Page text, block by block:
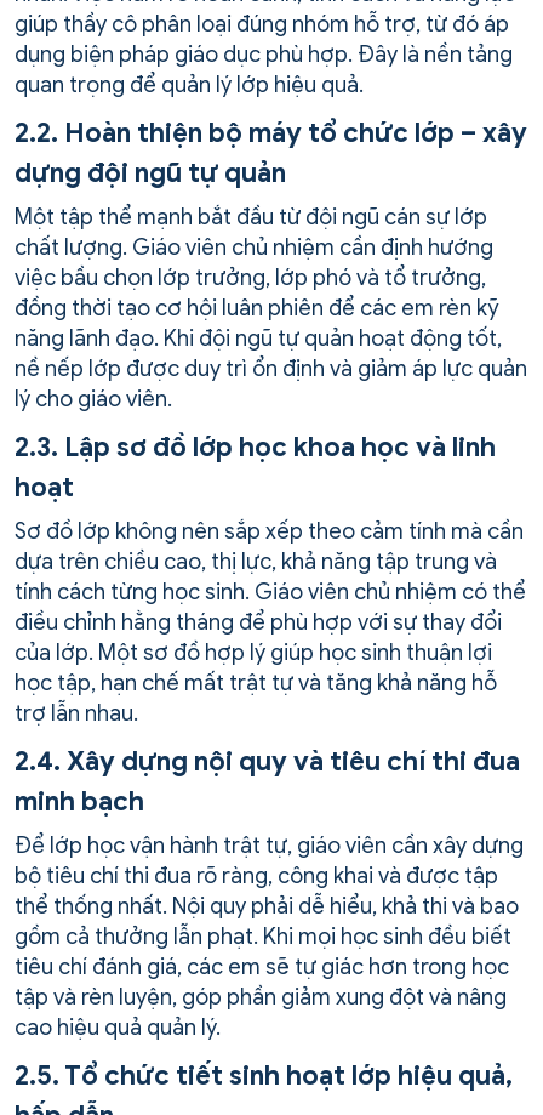
giúp thầy cô phân loại đúng nhóm hỗ trợ, từ đó áp
dụng biện pháp giáo dục phù hợp. Đây là nền tảng
quan trọng để quản lý lớp hiệu quả.
2.2. Hoàn thiện bộ máy tổ chức lớp – xây
dựng đội ngũ tự quản
Một tập thể mạnh bắt đầu từ đội ngũ cán sự lớp
chất lượng. Giáo viên chủ nhiệm cần định hướng
việc bầu chọn lớp trưởng, lớp phó và tổ trưởng,
đồng thời tạo cơ hội luân phiên để các em rèn kỹ
năng lãnh đạo. Khi đội ngũ tự quản hoạt động tốt,
nề nếp lớp được duy trì ổn định và giảm áp lực quản
lý cho giáo viên.
2.3. Lập sơ đồ lớp học khoa học và linh
hoạt
Sơ đồ lớp không nên sắp xếp theo cảm tính mà cần
dựa trên chiều cao, thị lực, khả năng tập trung và
tính cách từng học sinh. Giáo viên chủ nhiệm có thể
điều chỉnh hằng tháng để phù hợp với sự thay đổi
của lớp. Một sơ đồ hợp lý giúp học sinh thuận lợi
học tập, hạn chế mất trật tự và tăng khả năng hỗ
trợ lẫn nhau.
2.4. Xây dựng nội quy và tiêu chí thi đua
minh bạch
Để lớp học vận hành trật tự, giáo viên cần xây dựng
bộ tiêu chí thi đua rõ ràng, công khai và được tập
thể thống nhất. Nội quy phải dễ hiểu, khả thi và bao
gồm cả thưởng lẫn phạt. Khi mọi học sinh đều biết
tiêu chí đánh giá, các em sẽ tự giác hơn trong học
tập và rèn luyện, góp phần giảm xung đột và nâng
cao hiệu quả quản lý.
2.5. Tổ chức tiết sinh hoạt lớp hiệu quả,